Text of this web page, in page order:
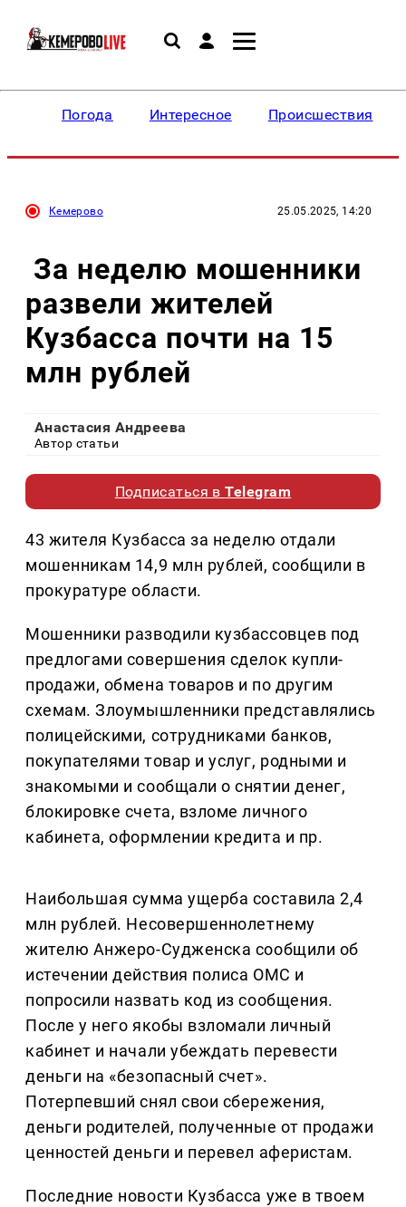
Погода Интересное Происшествия
Кемерово 25.05.2025, 14:20
За неделю мошенники
развели жителей
Кузбасса почти на 15
млн рублей
Анастасия Андреева
Автор статьи
Подписаться вTelegram
43 жителя Кузбасса за неделю отдали
мошенникам 14,9 млн рублей, сообщили в
прокуратуре области.
Мошенники разводили кузбассовцев под
предлогами совершения сделок купли-
продажи, обмена товаров и по другим
схемам. Злоумышленники представлялись
полицейскими, сотрудниками банков,
покупателями товар и услуг, родными и
знакомыми и сообщали о снятии денег,
блокировке счета, взломе личного
кабинета, оформлении кредита и пр.
Наибольшая сумма ущерба составила 2,4
млн рублей. Несовершеннолетнему
жителю Анжеро-Судженска сообщили об
истечении действия полиса ОМС и
попросили назвать код из сообщения.
После у него якобы взломали личный
кабинет и начали убеждать перевести
деньги на «безопасный счет».
Потерпевший снял свои сбережения,
деньги родителей, полученные от продажи
ценностей деньги и перевел аферистам.
Последние новости Кузбасса уже в твоем